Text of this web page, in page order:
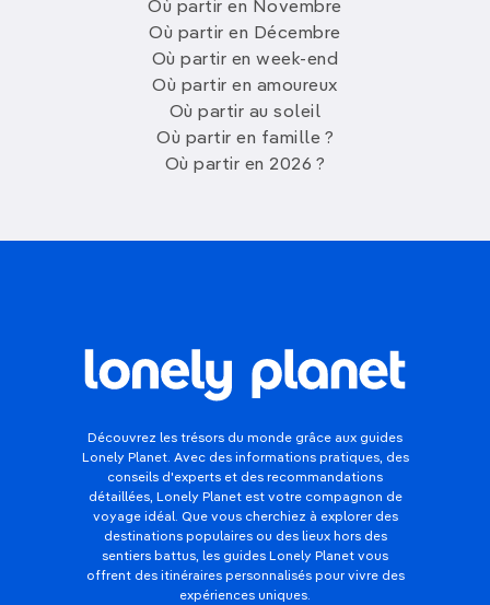
Où partir en Novembre
Où partir en Décembre
Où partir en week-end
Où partir en amoureux
Où partir au soleil
Où partir en famille ?
Où partir en 2026 ?
Découvrez les trésors du monde grâce aux guides
Lonely Planet. Avec des informations pratiques, des
conseils d'experts et des recommandations
détaillées, Lonely Planet est votre compagnon de
voyage idéal. Que vous cherchiez à explorer des
destinations populaires ou des lieux hors des
sentiers battus, les guides Lonely Planet vous
offrent des itinéraires personnalisés pour vivre des
expériences uniques.